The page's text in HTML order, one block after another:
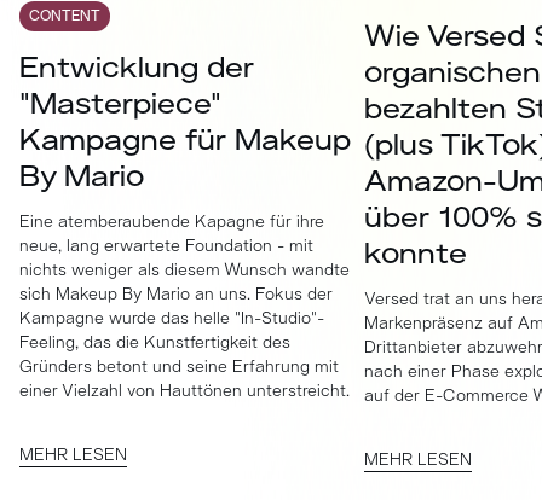
CONTENT
Entwicklung der
"Masterpiece"
Kampagne für Makeup
By Mario
Eine atemberaubende Kapagne für ihre
neue, lang erwartete Foundation - mit
nichts weniger als diesem Wunsch wandte
sich Makeup By Mario an uns. Fokus der
Kampagne wurde das helle "In-Studio"-
Feeling, das die Kunstfertigkeit des
Gründers betont und seine Erfahrung mit
einer Vielzahl von Hauttönen unterstreicht.
MEHR LESEN
Wie Versed
bezahlten
(plus
Amazon-
über 100%
konnte
Versed trat an uns
Markenpräsenz auf
Drittanbieter
nach einer Phase
auf der E-Commerce
MEHR LESEN